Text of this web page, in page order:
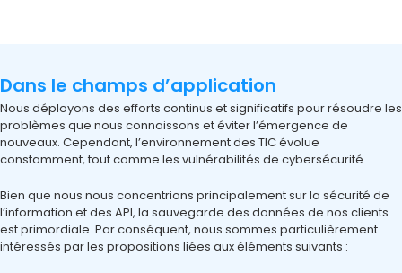
Dans le champs d’application
Nous déployons des efforts continus et significatifs pour résoudre les
problèmes que nous connaissons et éviter l’émergence de
nouveaux. Cependant, l’environnement des TIC évolue
constamment, tout comme les vulnérabilités de cybersécurité.
Bien que nous nous concentrions principalement sur la sécurité de
l’information et des API, la sauvegarde des données de nos clients
est primordiale. Par conséquent, nous sommes particulièrement
intéressés par les propositions liées aux éléments suivants :